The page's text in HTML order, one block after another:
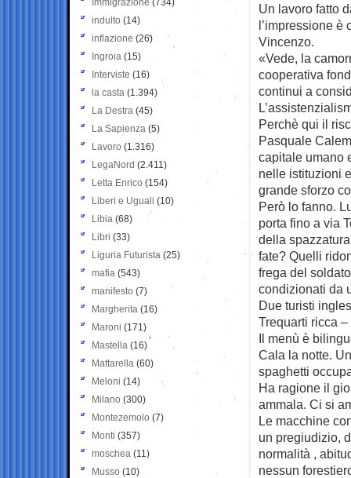
Un lavoro fatto
l’impressione è
Vincenzo.
«Vede, la
cooperativa
continui a
Perchè qui il
Pasquale
capitale umano
nelle istituzioni
grande sforzo
Però lo fanno.
porta fino a via
della
fate? Quelli
frega del
condizionati da
Due turisti
Trequarti ricca
Il menù è
Cala la notte.
spaghetti
Ha ragione il
ammala. Ci si
Le macchine
un pregiudizio,
normalità ,
nessun
Immigrazione (734)
indulto (14)
inflazione (26)
Ingroia (15)
Interviste (16)
la casta (1.394)
La Destra (45)
La Sapienza (5)
Lavoro (1.316)
LegaNord (2.411)
Letta Enrico (154)
Liberi e Uguali (10)
Libia (68)
Libri (33)
Liguria Futurista (25)
mafia (543)
manifesto (7)
Margherita (16)
Maroni (171)
Mastella (16)
Mattarella (60)
Meloni (14)
Milano (300)
Montezemolo (7)
Monti (357)
moschea (11)
Musso (10)